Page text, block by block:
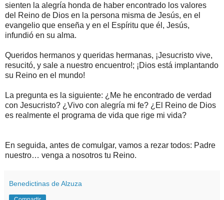
sienten la alegría honda de haber encontrado los valores
del Reino de Dios en la persona misma de Jesús, en el
evangelio que enseña y en el Espíritu que él, Jesús,
infundió en su alma.
Queridos hermanos y queridas hermanas, ¡Jesucristo vive,
resucitó, y sale a nuestro encuentro!; ¡Dios está implantando
su Reino en el mundo!
La pregunta es la siguiente: ¿Me he encontrado de verdad
con Jesucristo? ¿Vivo con alegría mi fe? ¿El Reino de Dios
es realmente el programa de vida que rige mi vida?
En seguida, antes de comulgar, vamos a rezar todos: Padre
nuestro… venga a nosotros tu Reino.
Benedictinas de Alzuza